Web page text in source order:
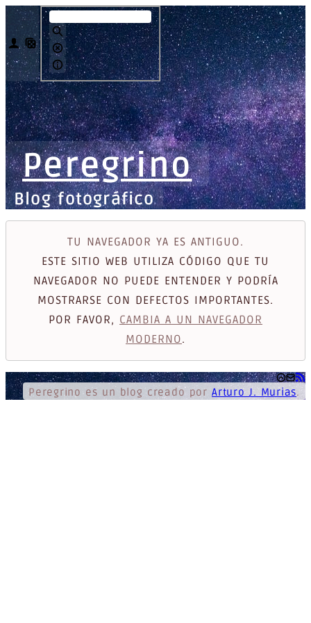
Peregrino
Blog fotográfico
TU NAVEGADOR YA ES ANTIGUO.
ESTE SITIO WEB UTILIZA CÓDIGO QUE TU
NAVEGADOR NO PUEDE ENTENDER Y PODRÍA
MOSTRARSE CON DEFECTOS IMPORTANTES.
POR FAVOR, CAMBIA A UN NAVEGADOR
MODERNO.
Peregrino es un blog creado porArturo J. Murias.